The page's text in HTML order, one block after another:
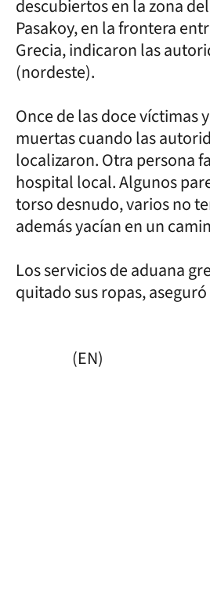
descubiertos en la zona
Pasakoy, en la frontera
Grecia, indicaron las
(nordeste).
Once de las doce víctimas
muertas cuando las
localizaron. Otra persona
hospital local. Algunos
torso desnudo, varios no
además yacían en un
Los servicios de aduana
quitado sus ropas,
(EN)